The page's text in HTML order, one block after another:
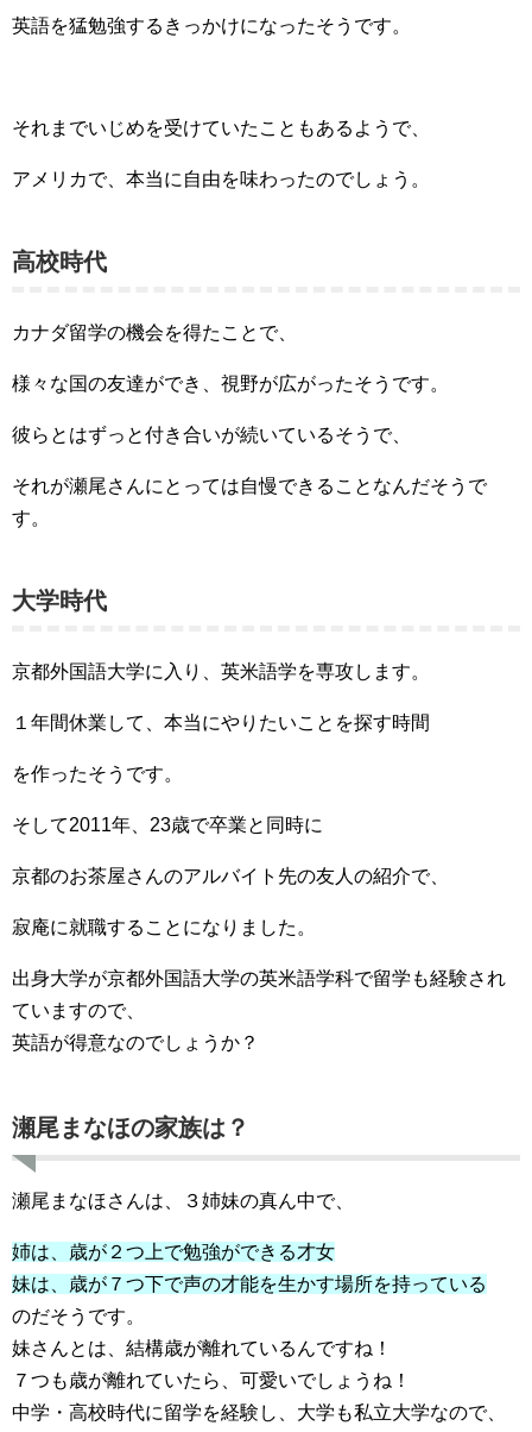
英語を猛勉強するきっかけになったそうです。
それまでいじめを受けていたこともあるようで、
アメリカで、本当に自由を味わったのでしょう。
高校時代
カナダ留学の機会を得たことで、
様々な国の友達ができ、視野が広がったそうです。
彼らとはずっと付き合いが続いているそうで、
それが瀬尾さんにとっては自慢できることなんだそうで
す。
大学時代
京都外国語大学に入り、英米語学を専攻します。
１年間休業して、本当にやりたいことを探す時間
を作ったそうです。
そして2011年、23歳で卒業と同時に
京都のお茶屋さんのアルバイト先の友人の紹介で、
寂庵に就職することになりました。
出身大学が京都外国語大学の英米語学科で留学も経験され
ていますので、
英語が得意なのでしょうか？
瀬尾まなほの家族は？
瀬尾まなほさんは、３姉妹の真ん中で、
姉は、歳が２つ上で勉強ができる才女
妹は、歳が７つ下で声の才能を生かす場所を持っている
のだそうです。
妹さんとは、結構歳が離れているんですね！
７つも歳が離れていたら、可愛いでしょうね！
中学・高校時代に留学を経験し、大学も私立大学なので、